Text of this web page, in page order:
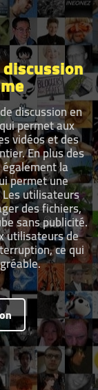
discussion en
permet aux
vidéos et des
En plus des
la
permet une
utilisateurs
des fichiers,
sans publicité.
utilisateurs de
ce qui